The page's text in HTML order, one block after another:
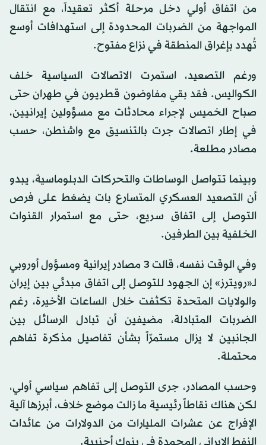
من اتفاق أولي دخل مرحلة أكثر تعقيداً، مع انتقال
المواجهة من الضربات المحدودة إلى استهدافات أوسع
تُهدد بإغراق المنطقة في نزاع مفتوح.
ورغم التصعيد، استمرت الاتصالات السياسية خلف
الكواليس. فقد بقي مفاوضون قطريون في طهران حتى
صباح الخميس لإجراء محادثات مع مسؤولين إيرانيين،
في إطار اتصالات جرت بالتنسيق مع واشنطن، حسب
مصادر مطلعة.
وبينما تتواصل الوساطات والتحركات الدبلوماسية، يبدو
أن التصعيد العسكري المتسارع بات يضغط على فرص
التوصل إلى اتفاق سريع، حتى مع استمرار القنوات
الخلفية بين الطرفين.
وفي الوقت نفسه، قالت 3 مصادر إيرانية ومسؤول أوروبي
لـ«رويترز» إن الجهود للتوصل إلى اتفاق مبدئي بين إيران
والولايات المتحدة تكثفت خلال الساعات الأخيرة، رغم
الضربات المتبادلة، مضيفين أن تبادل الرسائل بين
الجانبين لا يزال مستمرّاً بشأن تفاصيل مذكرة تفاهم
محتملة.
وحسب المصادر، جرى التوصل إلى تفاهم سياسي أولي،
لكن هناك نقاطاً رئيسية ما زالت موضع خلاف، أبرزها آلية
الإفراج عن عشرات المليارات من الدولارات من عائدات